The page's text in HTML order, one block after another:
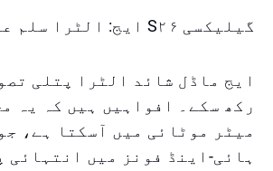
گیلیکسی S۲۶ ایج: الٹرا سلم عزم
ایج ماڈل شائد الٹرا پتلی
میٹر موٹائی میں آسکتا ہے،
ہائی-اینڈ فونز میں انتہائی